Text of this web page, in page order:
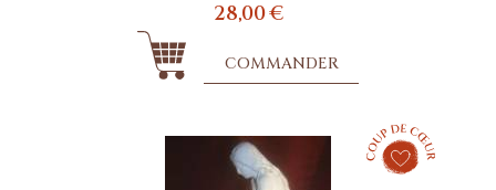
28,00 €
COMMANDER